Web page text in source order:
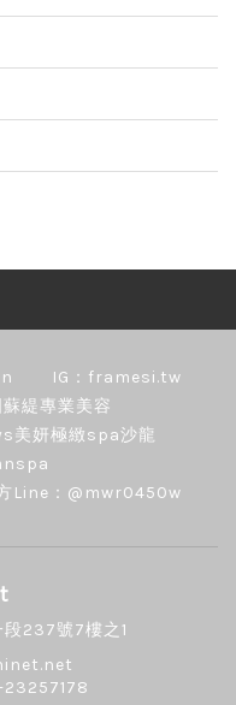
IG：framesi.tw
緹專業美容
美妍極緻spa沙龍
Line：@mwr0450w
237號7樓之1